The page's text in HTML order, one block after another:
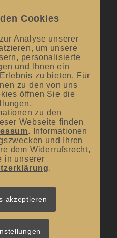
– 20:00 Uhr / ab 18.00 Uhr
– 18.00 Uhr
auf eine Geschmacksexplosion?
ins Frühjahr
Cookies
Analyse unserer
um unsere
personalisierte
und Ihnen ein
zu bieten. Für
zu den von uns
öffnen Sie die
zu den
Webseite finden
. Informationen
und Ihren
dem Widerrufsrecht,
in unserer
.
akzeptieren